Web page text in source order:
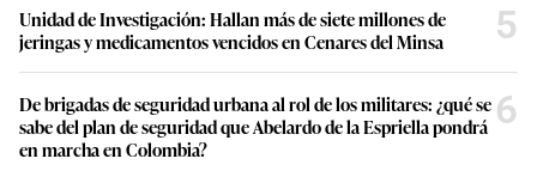
Unidad de Investigación: Hallan más de siete millones de
jeringas y medicamentos vencidos en Cenares del Minsa
5
De brigadas de seguridad urbana al rol de los militares: ¿qué se
sabe del plan de seguridad que Abelardo de la Espriella pondrá
en marcha en Colombia?
6